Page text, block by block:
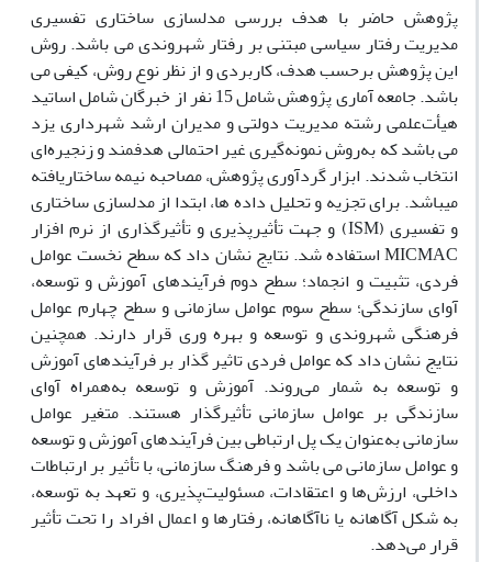
پژوهش حاضر با هدف بررسی مدلسازی ساختاری تفسیری
مدیریت رفتار سیاسی مبتنی بر رفتار شهروندی می باشد. روش
این پژوهش برحسب هدف، کاربردی و از نظر نوع روش، کیفی می
باشد. جامعه آماری پژوهش شامل 15 نفر از خبرگان شامل اساتید
هیأت‌علمی رشته مدیریت دولتی و مدیران ارشد شهرداری یزد
می باشد که به‌روش نمونه‌گیری غیر احتمالی هدفمند و زنجیره‌ای
انتخاب شدند. ابزار گردآوری پژوهش، مصاحبه نیمه ساختاریافته
می‎باشد. برای تجزیه و تحلیل داده ها، ابتدا از مدلسازی ساختاری
و تفسیری (ISM) و جهت تأثیرپذیری و تأثیرگذاری از نرم افزار
MICMAC استفاده شد. نتایج نشان داد که سطح نخست عوامل
فردی، تثبیت و انجماد؛ سطح دوم فرآیندهای آموزش و توسعه،
آوای سازندگی؛ سطح سوم عوامل سازمانی و سطح چهارم عوامل
فرهنگی شهروندی و توسعه و بهره وری قرار دارند. همچنین
نتایج نشان داد که عوامل فردی تاثیر گذار بر فرآیندهای آموزش
و توسعه به شمار می‌روند. آموزش و توسعه به‌همراه آوای
سازندگی بر عوامل سازمانی تأثیرگذار هستند. متغیر عوامل
سازمانی به‌عنوان یک پل ارتباطی بین فرآیندهای آموزش و توسعه
و عوامل سازمانی می باشد و فرهنگ سازمانی، با تأثیر بر ارتباطات
داخلی، ارزش‌ها و اعتقادات، مسئولیت‌پذیری، و تعهد به توسعه،
به شکل آگاهانه یا ناآگاهانه، رفتارها و اعمال افراد را تحت تأثیر
قرار می‌دهد.